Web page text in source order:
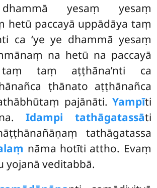
yesaṃ yesaṃ
hetū paccayā uppādāya taṃ
ca ‘ye ye dhammā yesaṃ
na hetū na paccayā
taṃ taṃ aṭṭhāna’nti ca
ṭhānato aṭṭhānañca
pajānāti. Yampīti
Idampi tathāgatassāti
tathāgatassa
nāma hotīti attho. Evaṃ
yojanā veditabbā.